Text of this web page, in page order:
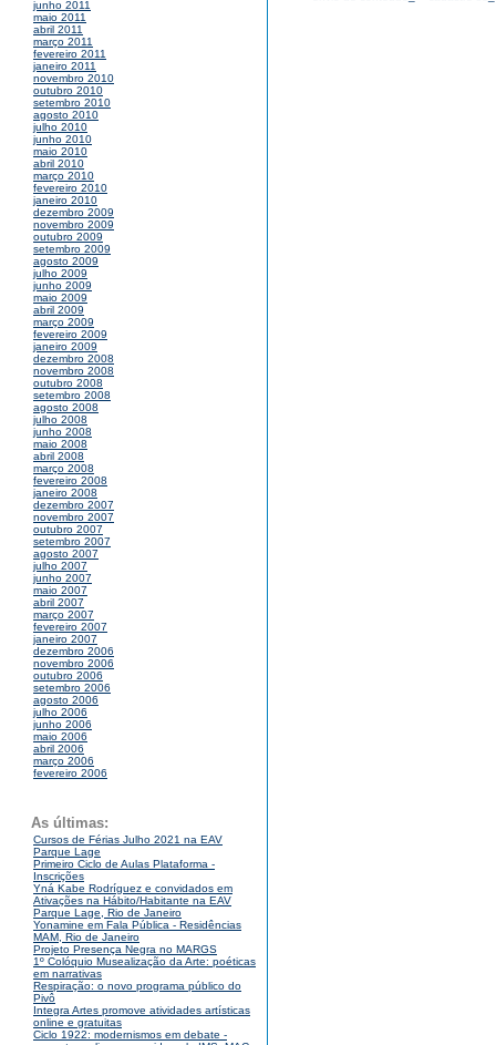
junho 2011
maio 2011
abril 2011
março 2011
fevereiro 2011
janeiro 2011
novembro 2010
outubro 2010
setembro 2010
agosto 2010
julho 2010
junho 2010
maio 2010
abril 2010
março 2010
fevereiro 2010
janeiro 2010
dezembro 2009
novembro 2009
outubro 2009
setembro 2009
agosto 2009
julho 2009
junho 2009
maio 2009
abril 2009
março 2009
fevereiro 2009
janeiro 2009
dezembro 2008
novembro 2008
outubro 2008
setembro 2008
agosto 2008
julho 2008
junho 2008
maio 2008
abril 2008
março 2008
fevereiro 2008
janeiro 2008
dezembro 2007
novembro 2007
outubro 2007
setembro 2007
agosto 2007
julho 2007
junho 2007
maio 2007
abril 2007
março 2007
fevereiro 2007
janeiro 2007
dezembro 2006
novembro 2006
outubro 2006
setembro 2006
agosto 2006
julho 2006
junho 2006
maio 2006
abril 2006
março 2006
fevereiro 2006
As últimas:
Cursos de Férias Julho 2021 na EAV
Parque Lage
Primeiro Ciclo de Aulas Plataforma -
Inscrições
Yná Kabe Rodríguez e convidados em
Ativações na Hábito/Habitante na EAV
Parque Lage, Rio de Janeiro
Yonamine em Fala Pública - Residências
MAM, Rio de Janeiro
Projeto Presença Negra no MARGS
1º Colóquio Musealização da Arte: poéticas
em narrativas
Respiração: o novo programa público do
Pivô
Integra Artes promove atividades artísticas
online e gratuitas
Ciclo 1922: modernismos em debate -